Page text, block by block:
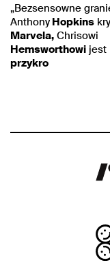
„Bezsensowne
Anthony Hopkins
Marvela, Chrisowi
Hemsworthowi jest
przykro